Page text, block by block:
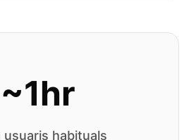
~1hr
usuaris habituals